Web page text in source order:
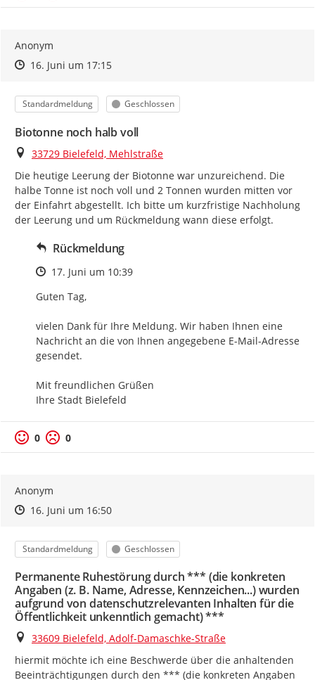
Anonym
Zeitpunkt des Erstellens
Zeitpunkt des Erstellens
16. Juni um 17:15Zur Äußerung
Kategorie
Standardmeldung Status
Geschlossen
Biotonne noch halb voll
Ort
33729 Bielefeld, Mehlstraße
Die heutige Leerung der Biotonne war unzureichend. Die
halbe Tonne ist noch voll und 2 Tonnen wurden mitten vor
der Einfahrt abgestellt. Ich bitte um kurzfristige Nachholung
der Leerung und um Rückmeldung wann diese erfolgt.
Rückmeldung
Zeitpunkt des Erstellens
17. Juni um 10:39
Guten Tag,
vielen Dank für Ihre Meldung. Wir haben Ihnen eine
Nachricht an die von Ihnen angegebene E-Mail-Adresse
gesendet.
Mit freundlichen Grüßen
Ihre Stadt Bielefeld
0 0
Anonym
Zeitpunkt des Erstellens
Zeitpunkt des Erstellens
16. Juni um 16:50Zur Äußerung
Kategorie
Standardmeldung Status
Geschlossen
Permanente Ruhestörung durch *** (die konkreten
Angaben (z. B. Name, Adresse, Kennzeichen...) wurden
aufgrund von datenschutzrelevanten Inhalten für die
Öffentlichkeit unkenntlich gemacht) ***
Ort
33609 Bielefeld, Adolf-Damaschke-Straße
hiermit möchte ich eine Beschwerde über die anhaltenden
Beeinträchtigungen durch den *** (die konkreten Angaben